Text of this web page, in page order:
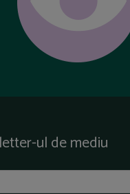
ul de mediu